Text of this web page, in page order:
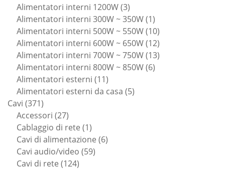
Alimentatori interni 1200W 33
prodotti
Alimentatori interni 300W ~ 350W 11
prodotto
Alimentatori interni 500W ~ 550W 1010
prodotti
Alimentatori interni 600W ~ 650W 1212
prodotti
Alimentatori interni 700W ~ 750W 1313
Alimentatori interni 800W ~ 850W 66
Alimentatori esterni 1111
prodotti
Alimentatori esterni da casa 55
Cavi 371371
prodotti
Accessori 2727
prodotti
Cablaggio di rete 11
prodotto
Cavi di alimentazione 66
Cavi audio/video 5959
Cavi di rete 124124